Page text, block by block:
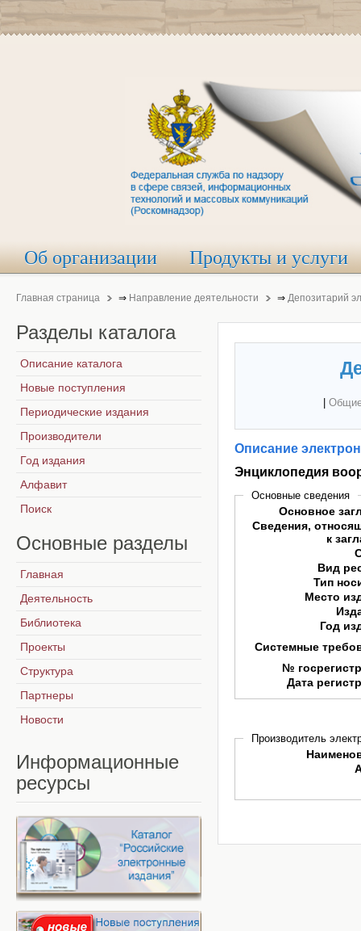
Об организации Продукты и услуги
Главная страница ⇒ Направление деятельности ⇒ Депозитарий
Описание
Энциклопедия
Основные сведения
Основное
Сведения,
к
Вид
Тип
Место
Год
Системные
№
Дата
Производитель
Разделы каталога
Описание каталога
Новые поступления
Периодические издания
Производители
Год издания
Алфавит
Поиск
Основные разделы
Главная
Деятельность
Библиотека
Проекты
Структура
Партнеры
Новости
Информационные
ресурсы